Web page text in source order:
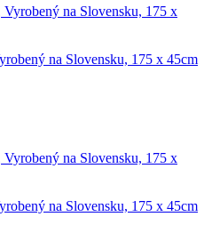
na Slovensku, 175 x 45cm
na Slovensku, 175 x 45cm